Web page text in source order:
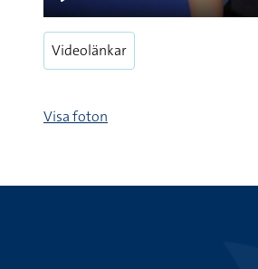
Play
Videolänkar
Visa foton